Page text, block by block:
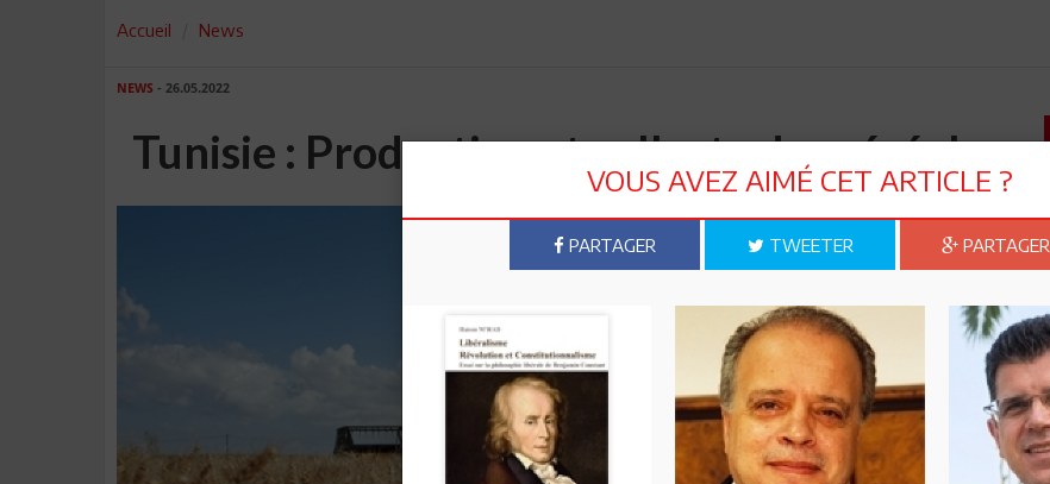
Accueil News
NEWS - 26.05.2022
Tunisie : Production et collecte des céréales
VOUS AVEZ AIMÉ CET ARTICLE ?
PARTAGER TWEETER PARTAGER